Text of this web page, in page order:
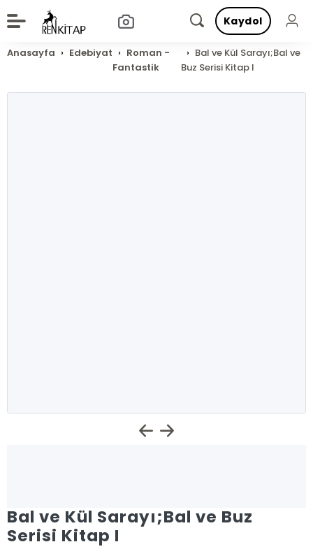
Kaydol
Anasayfa Edebiyat
Roman -
Fantastik
Bal ve Kül Sarayı;Bal ve
Buz Serisi Kitap I
Bal ve Kül Sarayı;Bal ve Buz
Serisi Kitap I